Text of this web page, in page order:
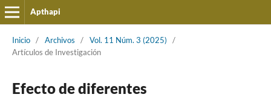
Apthapi
Inicio / Archivos / Vol. 11 Núm. 3 (2025)
/
Artículos de Investigación
Efecto de diferentes